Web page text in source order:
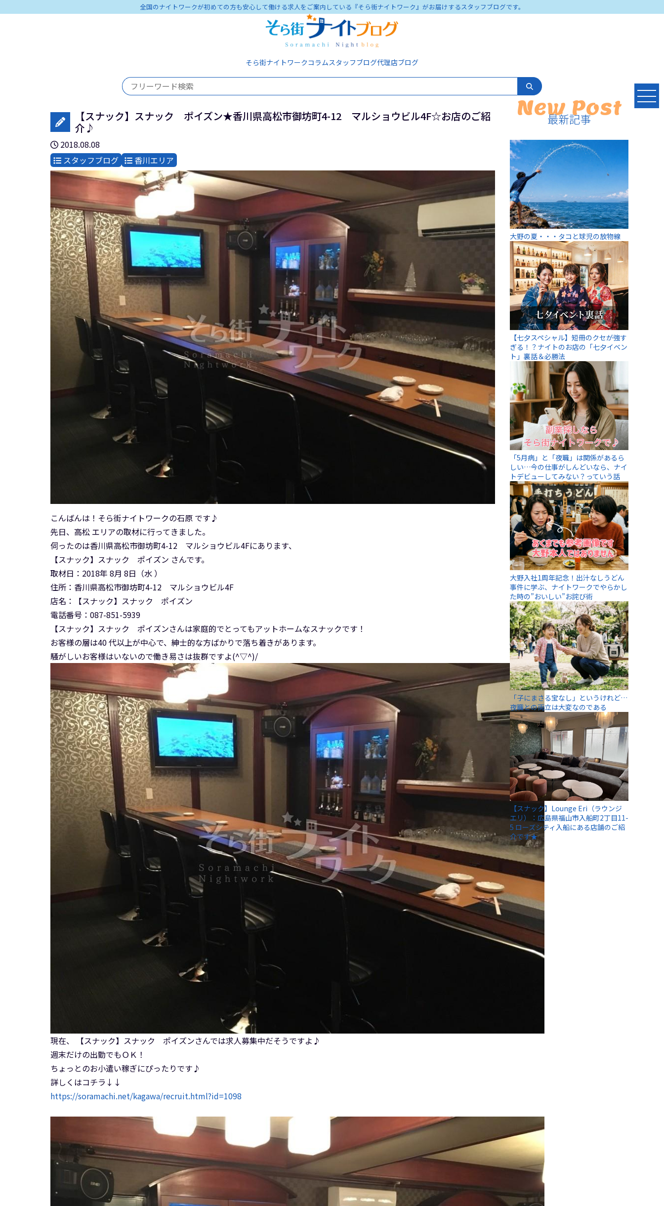
全国のナイトワークが初めての方も安心して働ける求人をご案内している『そら街ナイトワーク』がお届けするスタッフブログです。
そら街ナイトワークコラムスタッフブログ代理店ブログ
【スナック】スナック ポイズン★香川県高松市御坊町4-12 マルショウビル4F☆お店のご紹
介♪
2018.08.08
スタッフブログ
香川エリア
こんばんは！そら街ナイトワークの石原 です♪
先日、高松 エリアの取材に行ってきました。
伺ったのは香川県高松市御坊町4-12 マルショウビル4Fにあります、
【スナック】スナック ポイズン さんです。
取材日：2018年 8月 8日（水 ）
住所：香川県高松市御坊町4-12 マルショウビル4F
店名：【スナック】スナック ポイズン
電話番号：087-851-5939
【スナック】スナック ポイズンさんは家庭的でとってもアットホームなスナックです！
お客様の層は40 代以上が中心で、紳士的な方ばかりで落ち着きがあります。
騒がしいお客様はいないので働き易さは抜群ですよ(^▽^)/
現在、 【スナック】スナック ポイズンさんでは求人募集中だそうですよ♪
週末だけの出勤でもＯＫ！
ちょっとのお小遣い稼ぎにぴったりです♪
詳しくはコチラ↓↓
https://soramachi.net/kagawa/recruit.html?id=1098
New Post
最新記事
大野の夏・・・タコと球児の放物線
【七夕スペシャル】短冊のクセが強す
ぎる！？ナイトのお店の「七夕イベン
ト」裏話＆必勝法
「5月病」と「夜職」は関係があるら
しい…今の仕事がしんどいなら、ナイ
トデビューしてみない？っていう話
大野入社1周年記念！出汁なしうどん
事件に学ぶ、ナイトワークでやらかし
た時の”おいしい”お詫び術
「子にまさる宝なし」というけれど…
夜職との両立は大変なのである
【スナック】Lounge Eri（ラウンジ
エリ）：広島県福山市入船町2丁目11-
5 ローズシティ入船にある店舗のご紹
介です★